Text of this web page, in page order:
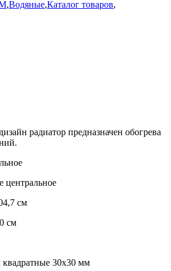
,Водяные,Каталог товаров,
радиатор предназначен обогрева
см
см
30х30 мм